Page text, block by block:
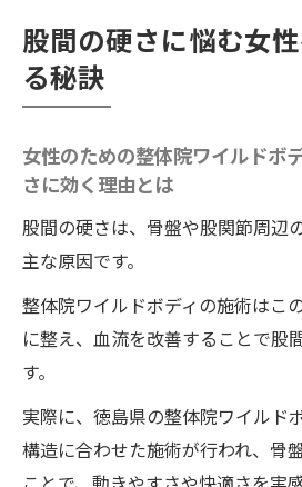
整体院ワイルドボディ
高まる仕組み
整体院ワイルドボディの
で股間の柔軟性アップ
騎乗位がもっと滑らかになる
整体術の魅力
騎乗位の動きを支えるワ
体の技術とは
整体院ワイルドボディ
整体院ワイルドボディの
整で動きが滑らかに
施術後に実感するスム
股間の硬さに悩む女
る秘訣
女性のための整体院ワイルドボ
さに効く理由とは
股間の硬さは、骨盤や股関節周辺
主な原因です。
整体院ワイルドボディの施術はこ
に整え、血流を改善することで股
す。
実際に、徳島県の整体院ワイルド
構造に合わせた施術が行われ、骨